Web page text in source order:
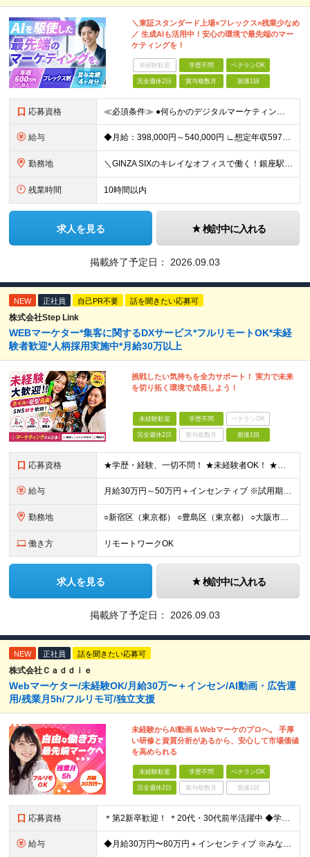
＼東証スタンダード上場×フレックス×残業少なめ
／ 生成AIも活用中！安心の環境で最先端のマー
ケティングを！
未経験歓迎 学歴不問 ベテランOK
完全週休2日 賞与複数月 面接1回
応募資格 ≪必須条件≫ ●何らかのデジタルマーケティング実務経験（toB・toC不問） ●学歴不問 ★20代・30代活躍中 ～こんな方大歓迎～ ◎MA/CRMツールの設計・運用実務経験（1年以上） ◎リードス
給与 ◆月給：398,000円～540,000円 ∟想定年収597万円～810万円 ※経験・スキルにより、給与額を決定します ※上記月給には固定残業代（月20時間分/53,600円～72,800円）を含み
勤務地 ＼GINZA SIXのキレイなオフィスで働く！銀座駅・東銀座駅から徒歩1分／ ★東京都中央区銀座6-10-1 GINZA SIX 9F (変更の範囲)上記を除く当社関連勤務地
残業時間 10時間以内
求人を見る 検討中に入れる
掲載終了予定日： 2026.09.03
NEW 正社員 自己PR不要 話を聞きたい応募可
株式会社Step Link
WEBマーケター*集客に関するDXサービス*フルリモートOK*未経
験者歓迎*人柄採用実施中*月給30万以上
挑戦したい気持ちを全力サポート！ 実力で未来
を切り拓く環境で成長しよう！
未経験歓迎 学歴不問 ベテランOK
完全週休2日 賞与複数月 面接1回
応募資格 ★学歴・経験、一切不問！ ★未経験者OK！ ★第二新卒も歓迎！ ＜人柄採用を実施中！＞ 弊社では、学歴や経験などは気にせず あなたの持ち前の人柄のみを重視しています。 堅苦しい雰囲気ではありません
給与 ⽉給30万円～50万円＋インセンティブ ※試⽤期間は2ケ⽉（正社員）⽉給25万円～ ☆インセンティブ有 ☆交通費全額支給
勤務地 ○新宿区（東京都） ○豊島区（東京都） ○大阪市（大阪府） ○福岡市（福岡県） ※あなたの経験やスキルに応じて面談時にて ご相談させていただきます。 ※研修先は、クライアント先での研修となります。
働き方 リモートワークOK
求人を見る 検討中に入れる
掲載終了予定日： 2026.09.03
NEW 正社員 話を聞きたい応募可
株式会社Ｃａｄｄｉｅ
Webマーケター/未経験OK/月給30万〜＋インセン/AI動画・広告運
用/残業月5h/フルリモ可/独立支援
未経験からAI動画＆Webマーケのプロへ。 手厚
い研修と資質分析があるから、安心して市場価値
を高められる
未経験歓迎 学歴不問 ベテランOK
完全週休2日 賞与複数月 面接1回
応募資格 ＊第2新卒歓迎！ ＊20代・30代前半活躍中 ◆学歴不問 ◆未経験歓迎 ＼こんな方にピッタリです！／ ★SNSを見るだけでなく「仕掛ける側」になりたい方 ★販売や接客で「お客様の心理」を考えた経験
給与 ◆月給30万円〜80万円＋インセンティブ ※みなし残業代（月10時間・16,000円）を含みます ※超過分は別途支給します ※試用期間3か月あり（給与は28万円、待遇に差異なし）